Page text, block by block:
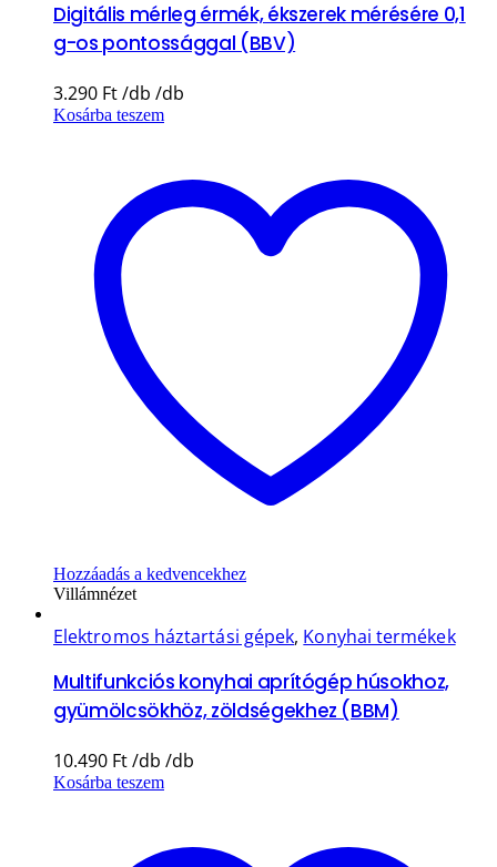
Digitális mérleg érmék, ékszerek mérésére 0,1
g-os pontossággal (BBV)
3.290 Ft
Kosárba teszem
Hozzáadás a kedvencekhez
Villámnézet
Elektromos háztartási gépek, Konyhai termékek
Multifunkciós konyhai aprítógép húsokhoz,
gyümölcsökhöz, zöldségekhez (BBM)
10.490 Ft
Kosárba teszem